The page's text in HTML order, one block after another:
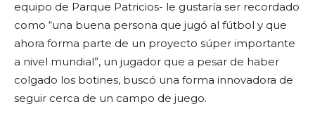
equipo de Parque Patricios- le gustaría ser recordado
como “una buena persona que jugó al fútbol y que
ahora forma parte de un proyecto súper importante
a nivel mundial”, un jugador que a pesar de haber
colgado los botines, buscó una forma innovadora de
seguir cerca de un campo de juego.